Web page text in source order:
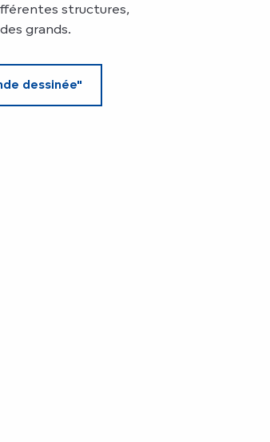
structures,
grands.
dessinée"